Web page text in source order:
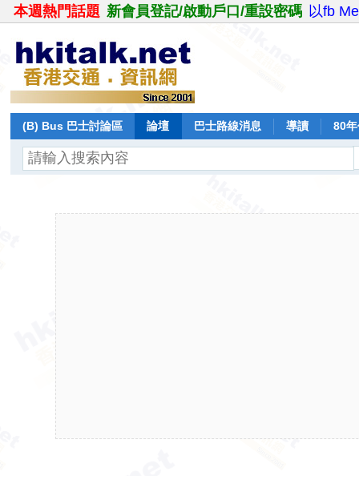
本週熱門話題 新會員登記/啟動戶口/重設密碼 以fb
(B) Bus 巴士討論區 論壇 巴士路線消息 導讀 80